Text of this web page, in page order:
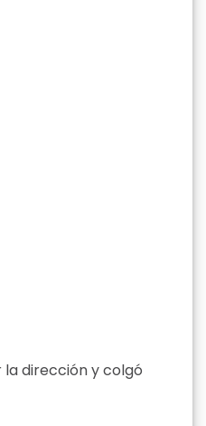
dirección y colgó